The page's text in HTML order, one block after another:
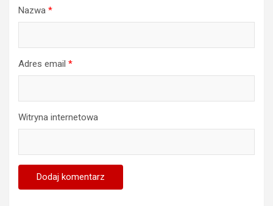
Nazwa *
Adres email *
Witryna internetowa